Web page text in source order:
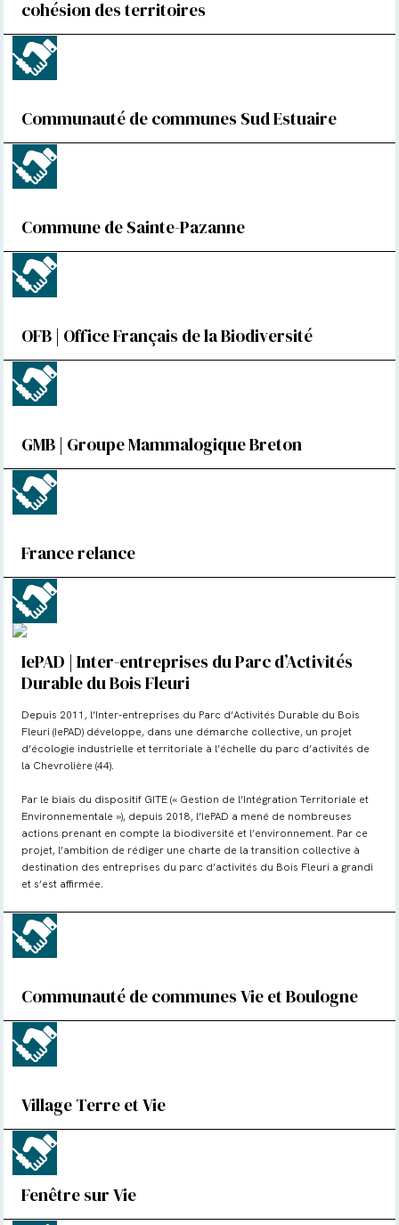
cohésion des territoires
Communauté de communes Sud Estuaire
Commune de Sainte-Pazanne
OFB | Office Français de la Biodiversité
GMB | Groupe Mammalogique Breton
France relance
IePAD | Inter-entreprises du Parc d’Activités
Durable du Bois Fleuri
Depuis 2011, l’Inter-entreprises du Parc d’Activités Durable du Bois
Fleuri (IePAD) développe, dans une démarche collective, un projet
d’écologie industrielle et territoriale à l’échelle du parc d’activités de
la Chevrolière (44).
Par le biais du dispositif GITE (« Gestion de l’Intégration Territoriale et
Environnementale »), depuis 2018, l’IePAD a mené de nombreuses
actions prenant en compte la biodiversité et l’environnement. Par ce
projet, l’ambition de rédiger une charte de la transition collective à
destination des entreprises du parc d’activités du Bois Fleuri a grandi
et s’est affirmée.
Communauté de communes Vie et Boulogne
Village Terre et Vie
Fenêtre sur Vie